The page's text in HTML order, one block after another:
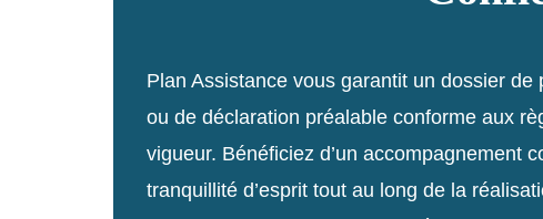
Plan Assistance vous garantit un dossier de
ou de déclaration préalable conforme aux
vigueur. Bénéficiez d’un accompagnement
tranquillité d’esprit tout au long de la